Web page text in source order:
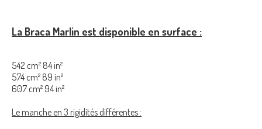
La Braca Marlin est disponible en surface :
542 cm² 84 in²
574 cm² 89 in²
607 cm² 94 in²
Le manche en 3 rigidités différentes :